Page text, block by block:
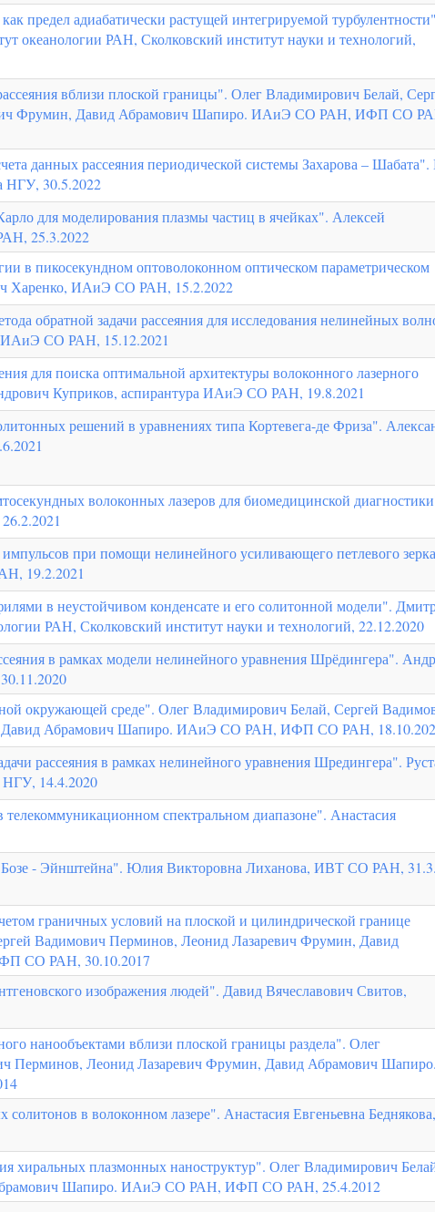
предел адиабатически растущей интегрируемой
океанологии РАН, Сколковский институт науки и технологий,
вблизи плоской границы". Олег Владимирович Белай,
Фрумин, Давид Абрамович Шапиро. ИАиЭ СО РАН, ИФП СО
данных рассеяния периодической системы Захарова – Шабата".
НГУ, 30.5.2022
для моделирования плазмы частиц в ячейках". Алексей
25.3.2022
в пикосекундном оптоволоконном оптическом параметрическом
Харенко, ИАиЭ СО РАН, 15.2.2022
обратной задачи рассеяния для исследования нелинейных
ИАиЭ СО РАН, 15.12.2021
для поиска оптимальной архитектуры волоконного лазерного
Куприков, аспирантура ИАиЭ СО РАН, 19.8.2021
решений в уравнениях типа Кортевега-де Фриза".
волоконных лазеров для биомедицинской
импульсов при помощи нелинейного усиливающего петлевого
19.2.2021
в неустойчивом конденсате и его солитонной модели".
РАН, Сколковский институт науки и технологий, 22.12.2020
в рамках модели нелинейного уравнения Шрёдингера".
окружающей среде". Олег Владимирович Белай, Сергей
Давид Абрамович Шапиро. ИАиЭ СО РАН, ИФП СО РАН,
рассеяния в рамках нелинейного уравнения Шредингера".
14.4.2020
спектральном диапазоне". Анастасия
Бозе - Эйнштейна". Юлия Викторовна Лиханова, ИВТ СО РАН,
граничных условий на плоской и цилиндрической границе
Вадимович Перминов, Леонид Лазаревич Фрумин, Давид
СО РАН, 30.10.2017
изображения людей". Давид Вячеславович Свитов,
нанообъектами вблизи плоской границы раздела". Олег
Перминов, Леонид Лазаревич Фрумин, Давид Абрамович Шапиро.
в волоконном лазере". Анастасия Евгеньевна Беднякова,
хиральных плазмонных наноструктур". Олег Владимирович
Шапиро. ИАиЭ СО РАН, ИФП СО РАН, 25.4.2012